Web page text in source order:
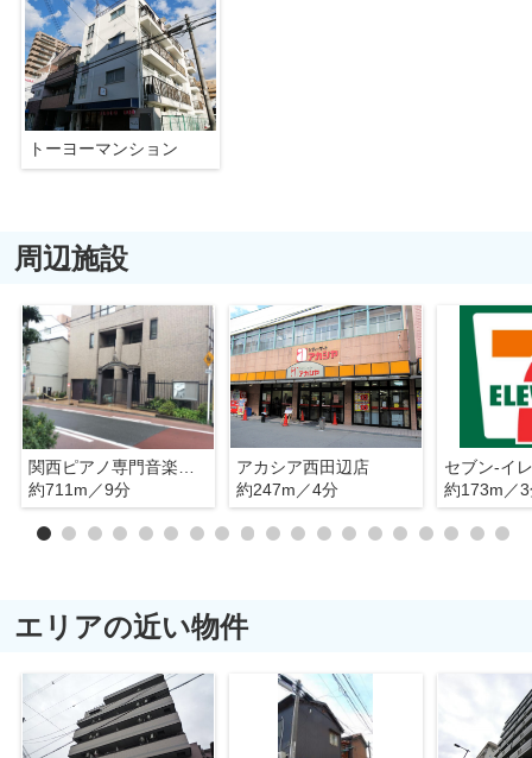
トーヨーマンション
周辺施設
約711m／9分
アカシア西田辺店
約247m／4分
約173m／
エリアの近い物件